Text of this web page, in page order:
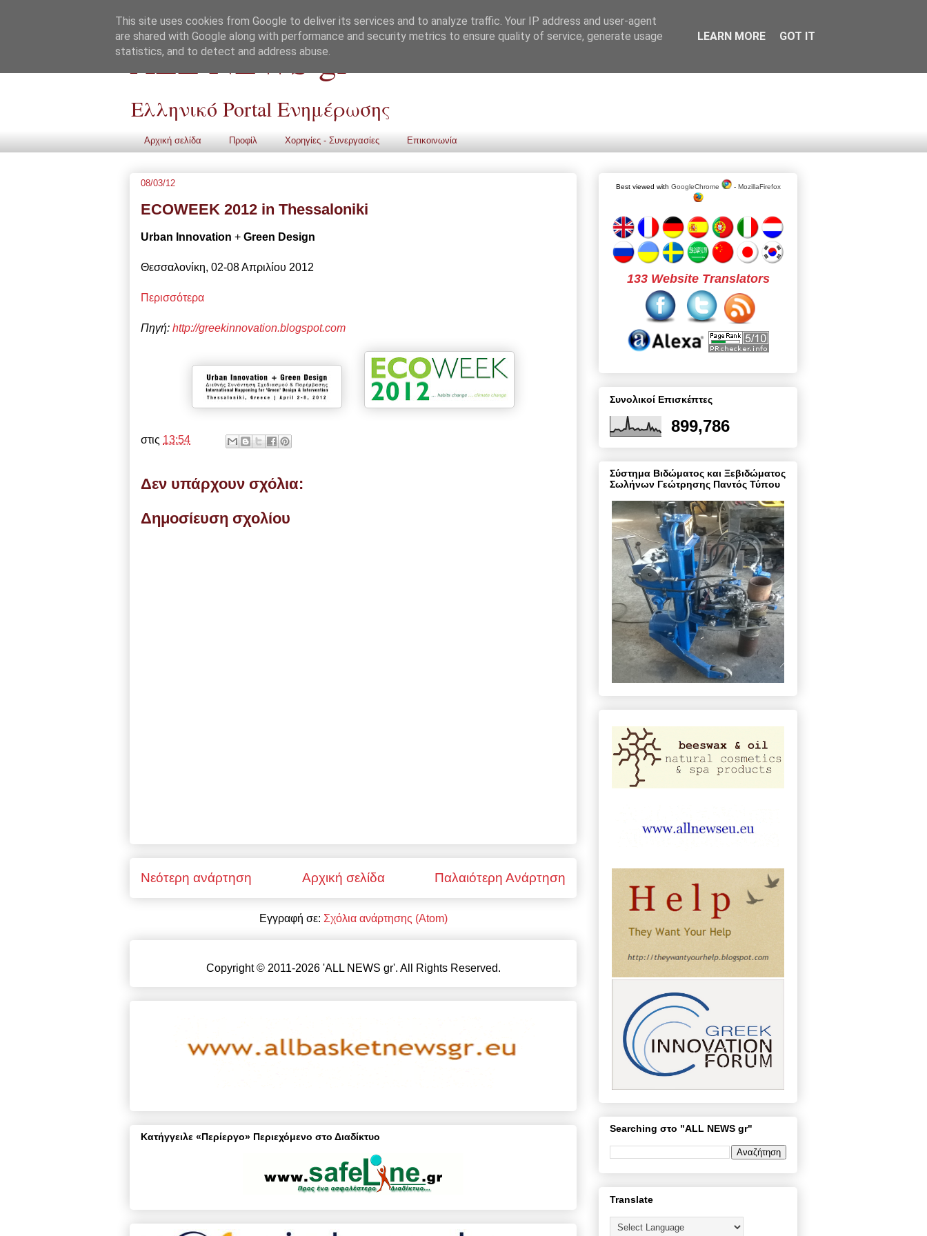
ALL NEWS gr
Ελληνικό Portal Ενημέρωσης
Αρχική σελίδα Προφίλ Χορηγίες - Συνεργασίες Επικοινωνία
08/03/12
ECOWEEK 2012 in Thessaloniki
Urban Innovation + Green Design
Θεσσαλονίκη, 02-08 Απριλίου 2012
Περισσότερα
Πηγή: http://greekinnovation.blogspot.com
στις 13:54
Δεν υπάρχουν σχόλια:
Δημοσίευση σχολίου
Νεότερη ανάρτηση Παλαιότερη Ανάρτηση
Αρχική σελίδα
Εγγραφή σε: Σχόλια ανάρτησης (Atom)
Copyright © 2011-2026 'ALL NEWS gr'. All Rights Reserved.
Κατήγγειλε «Περίεργο» Περιεχόμενο στο Διαδίκτυο
Best viewed with GoogleChrome - MozillaFirefox
133 Website Translators
Συνολικοί Επισκέπτες
899,786
Σύστημα Βιδώματος και Ξεβιδώματος
Σωλήνων Γεώτρησης Παντός Τύπου
Searching στο "ALL NEWS gr"
Translate
This site uses cookies from Google to deliver its services and to analyze traffic. Your IP address and user-agent
are shared with Google along with performance and security metrics to ensure quality of service, generate usage
statistics, and to detect and address abuse.
LEARN MORE GOT IT